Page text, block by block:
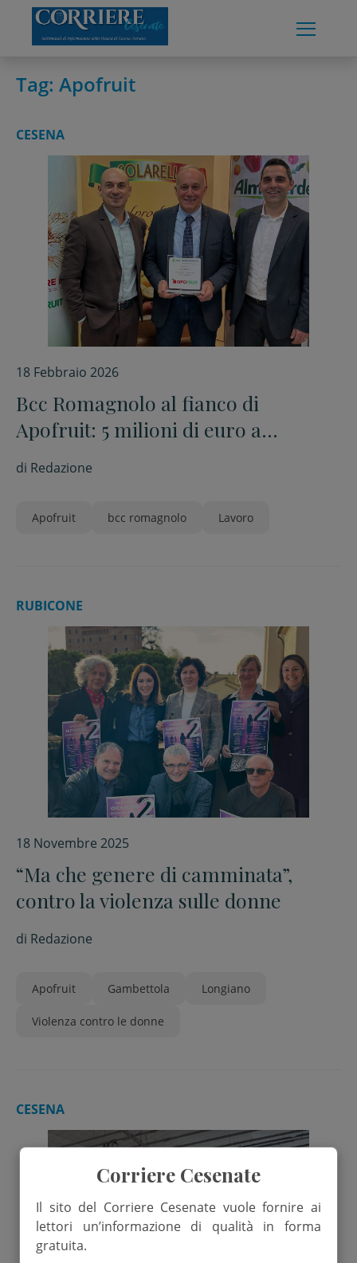
content
Tag: Apofruit
CESENA
18 Febbraio 2026
Bcc Romagnolo al fianco di
Apofruit: 5 milioni di euro a
sostegno del piano investimenti
di Redazione
Apofruit bcc romagnolo Lavoro
RUBICONE
18 Novembre 2025
“Ma che genere di camminata”,
contro la violenza sulle donne
di Redazione
Apofruit Gambettola Longiano
Violenza contro le donne
CESENA
Corriere Cesenate
Il sito del Corriere Cesenate vuole fornire ai
lettori un’informazione di qualità in forma
gratuita.